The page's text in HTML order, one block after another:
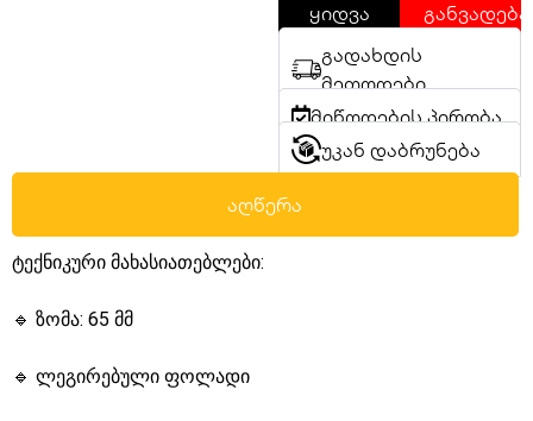
ყიდვა
განვადება
გადახდის
მეთოდები
მიწოდების პირობა
უკან დაბრუნება
აღწერა
ტექნიკური მახასიათებლები:
🔹 ზომა: 65 მმ
🔹 ლეგირებული ფოლადი